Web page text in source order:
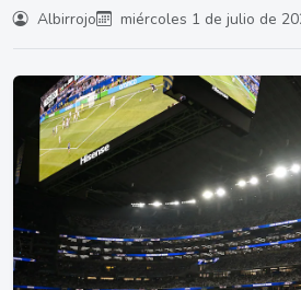
Albirrojo miércoles 1 de julio de